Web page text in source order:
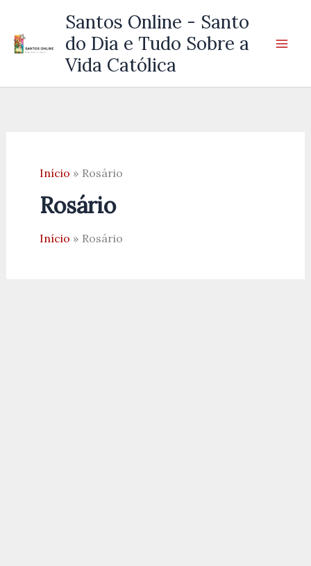
Santos Online - Santo
do Dia e Tudo Sobre a
Vida Católica
Início Rosário
Rosário
Início Rosário